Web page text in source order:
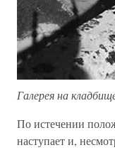
Галерея на
По истечении
наступает и,